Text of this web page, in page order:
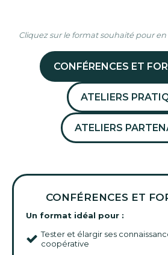
Cliquez sur le format souhaité pour
CONFÉRENCES ET
ATELIERS
ATELIERS
CONFÉRENCES ET
Un format idéal pour :
Tester et élargir ses
coopérative